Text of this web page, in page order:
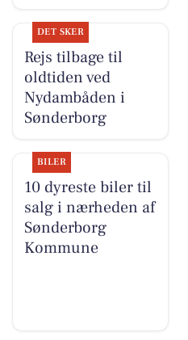
DET SKER
Rejs tilbage til
oldtiden ved
Nydambåden i
Sønderborg
BILER
10 dyreste biler til
salg i nærheden af
Sønderborg
Kommune